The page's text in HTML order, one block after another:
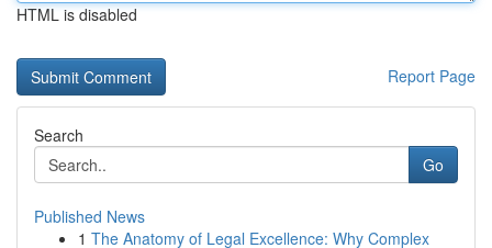
HTML is disabled
Report Page
Search
Go
Published News
1 The Anatomy of Legal Excellence: Why Complex